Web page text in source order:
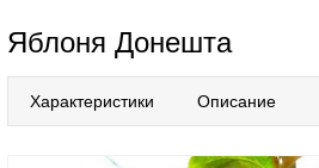
Яблоня Донешта
Характеристики Описание